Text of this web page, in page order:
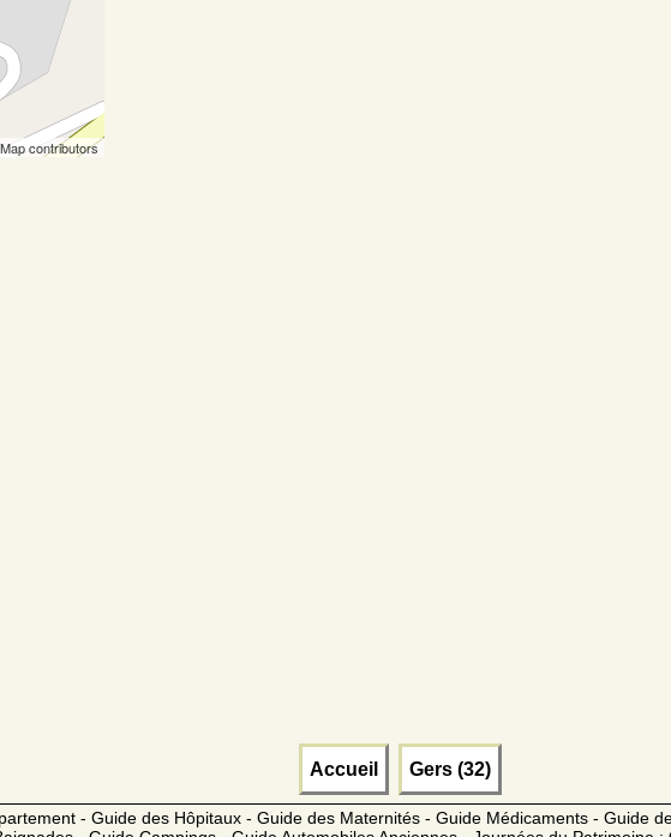
contributors
Accueil Gers (32)
- Guide des Hôpitaux - Guide des Maternités - Guide Médicaments - Guide